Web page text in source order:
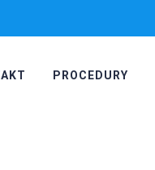
PROCEDURY